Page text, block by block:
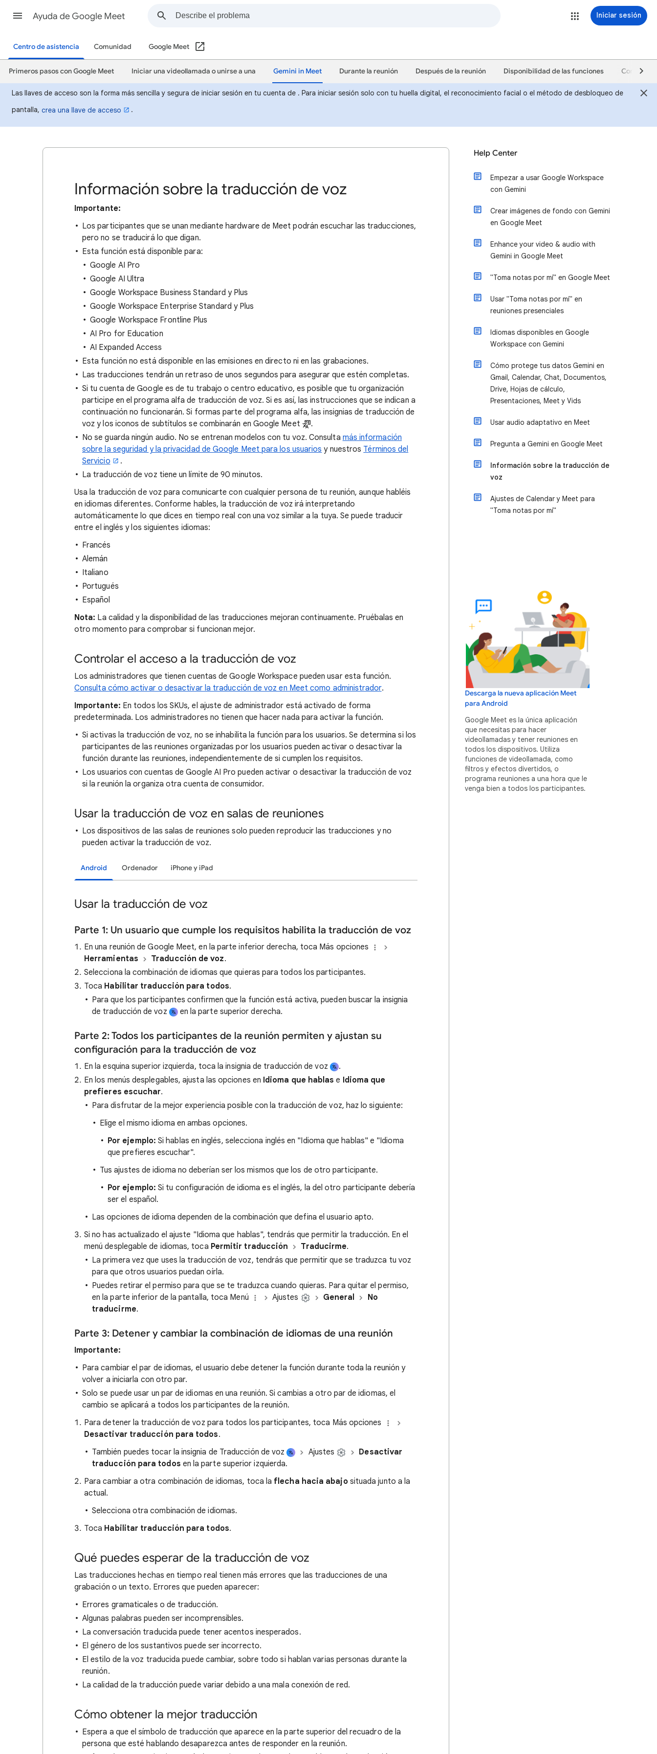
Ayuda de Google Meet Iniciar sesión
Centro de asistencia Comunidad Google Meet
Primeros pasos con Google Meet Iniciar una videollamada o unirse a una Gemini in Meet Durante la reunión Después de la reunión Disponibilidad de las funciones
Las llaves de acceso son la forma más sencilla y segura de iniciar sesión en tu cuenta de . Para iniciar sesión solo con tu huella digital, el reconocimiento facial o el método de desbloqueo de
pantalla, crea una llave de acceso .
Información sobre la traducción de voz
Importante:
Los participantes que se unan mediante hardware de Meet podrán escuchar las traducciones,
pero no se traducirá lo que digan.
Esta función está disponible para:
Google AI Pro
Google AI Ultra
Google Workspace Business Standard y Plus
Google Workspace Enterprise Standard y Plus
Google Workspace Frontline Plus
AI Pro for Education
AI Expanded Access
Esta función no está disponible en las emisiones en directo ni en las grabaciones.
Las traducciones tendrán un retraso de unos segundos para asegurar que estén completas.
Si tu cuenta de Google es de tu trabajo o centro educativo, es posible que tu organización
participe en el programa alfa de traducción de voz. Si es así, las instrucciones que se indican a
continuación no funcionarán. Si formas parte del programa alfa, las insignias de traducción de
voz y los iconos de subtítulos se combinarán en Google Meet
.
No se guarda ningún audio. No se entrenan modelos con tu voz. Consulta más información
sobre la seguridad y la privacidad de Google Meet para los usuarios y nuestros Términos del
Servicio
.
La traducción de voz tiene un límite de 90 minutos.
Usa la traducción de voz para comunicarte con cualquier persona de tu reunión, aunque habléis
en idiomas diferentes. Conforme hables, la traducción de voz irá interpretando
automáticamente lo que dices en tiempo real con una voz similar a la tuya. Se puede traducir
entre el inglés y los siguientes idiomas:
Francés
Alemán
Italiano
Portugués
Español
Nota: La calidad y la disponibilidad de las traducciones mejoran continuamente. Pruébalas en
otro momento para comprobar si funcionan mejor.
Controlar el acceso a la traducción de voz
Los administradores que tienen cuentas de Google Workspace pueden usar esta función.
Consulta cómo activar o desactivar la traducción de voz en Meet como administrador.
Importante: En todos los SKUs, el ajuste de administrador está activado de forma
predeterminada. Los administradores no tienen que hacer nada para activar la función.
Si activas la traducción de voz, no se inhabilita la función para los usuarios. Se determina si los
participantes de las reuniones organizadas por los usuarios pueden activar o desactivar la
función durante las reuniones, independientemente de si cumplen los requisitos.
Los usuarios con cuentas de Google AI Pro pueden activar o desactivar la traducción de voz
si la reunión la organiza otra cuenta de consumidor.
Usar la traducción de voz en salas de reuniones
Los dispositivos de las salas de reuniones solo pueden reproducir las traducciones y no
pueden activar la traducción de voz.
Android Ordenador iPhone y iPad
Usar la traducción de voz
Parte 1: Un usuario que cumple los requisitos habilita la traducción de voz
En una reunión de Google Meet, en la parte inferior derecha, toca Más opciones
Herramientas
Traducción de voz.
Selecciona la combinación de idiomas que quieras para todos los participantes.
Toca Habilitar traducción para todos.
Para que los participantes confirmen que la función está activa, pueden buscar la insignia
de traducción de voz
en la parte superior derecha.
Parte 2: Todos los participantes de la reunión permiten y ajustan su
configuración para la traducción de voz
En la esquina superior izquierda, toca la insignia de traducción de voz
.
En los menús desplegables, ajusta las opciones en Idioma que hablas e Idioma que
prefieres escuchar.
Para disfrutar de la mejor experiencia posible con la traducción de voz, haz lo siguiente:
Elige el mismo idioma en ambas opciones.
Por ejemplo: Si hablas en inglés, selecciona inglés en "Idioma que hablas" e "Idioma
que prefieres escuchar".
Tus ajustes de idioma no deberían ser los mismos que los de otro participante.
Por ejemplo: Si tu configuración de idioma es el inglés, la del otro participante debería
ser el español.
Las opciones de idioma dependen de la combinación que defina el usuario apto.
Si no has actualizado el ajuste "Idioma que hablas", tendrás que permitir la traducción. En el
menú desplegable de idiomas, toca Permitir traducción Traducirme.
La primera vez que uses la traducción de voz, tendrás que permitir que se traduzca tu voz
para que otros usuarios puedan oírla.
Puedes retirar el permiso para que se te traduzca cuando quieras. Para quitar el permiso,
en la parte inferior de la pantalla, toca Menú
Ajustes General
No
traducirme.
Parte 3: Detener y cambiar la combinación de idiomas de una reunión
Importante:
Para cambiar el par de idiomas, el usuario debe detener la función durante toda la reunión y
volver a iniciarla con otro par.
Solo se puede usar un par de idiomas en una reunión. Si cambias a otro par de idiomas, el
cambio se aplicará a todos los participantes de la reunión.
Para detener la traducción de voz para todos los participantes, toca Más opciones
Desactivar traducción para todos.
También puedes tocar la insignia de Traducción de voz
Ajustes
Desactivar
traducción para todos en la parte superior izquierda.
Para cambiar a otra combinación de idiomas, toca la flecha hacia abajo situada junto a la
actual.
Selecciona otra combinación de idiomas.
Toca Habilitar traducción para todos.
Qué puedes esperar de la traducción de voz
Las traducciones hechas en tiempo real tienen más errores que las traducciones de una
grabación o un texto. Errores que pueden aparecer:
Errores gramaticales o de traducción.
Algunas palabras pueden ser incomprensibles.
La conversación traducida puede tener acentos inesperados.
El género de los sustantivos puede ser incorrecto.
El estilo de la voz traducida puede cambiar, sobre todo si hablan varias personas durante la
reunión.
La calidad de la traducción puede variar debido a una mala conexión de red.
Cómo obtener la mejor traducción
Espera a que el símbolo de traducción que aparece en la parte superior del recuadro de la
persona que esté hablando desaparezca antes de responder en la reunión.
Help Center
Empezar a usar Google Workspace
con Gemini
Crear imágenes de fondo con Gemini
en Google Meet
Enhance your video & audio with
Gemini in Google Meet
"Toma notas por mí" en Google Meet
Usar "Toma notas por mí" en
reuniones presenciales
Idiomas disponibles en Google
Workspace con Gemini
Cómo protege tus datos Gemini en
Gmail, Calendar, Chat, Documentos,
Drive, Hojas de cálculo,
Presentaciones, Meet y Vids
Usar audio adaptativo en Meet
Pregunta a Gemini en Google Meet
Información sobre la traducción de
voz
Ajustes de Calendar y Meet para
"Toma notas por mí"
Descarga la nueva aplicación Meet
para Android
Google Meet es la única aplicación
que necesitas para hacer
videollamadas y tener reuniones en
todos los dispositivos. Utiliza
funciones de videollamada, como
filtros y efectos divertidos, o
programa reuniones a una hora que le
venga bien a todos los participantes.